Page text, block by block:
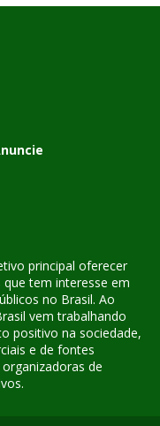
principal oferecer
tem interesse em
no Brasil. Ao
vem trabalhando
positivo na sociedade,
e de fontes
de